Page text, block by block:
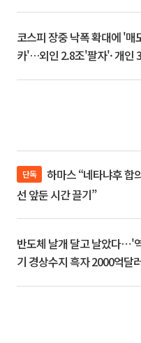
코스피 장중 낙폭 확대에 '매
카'…외인 2.8조'팔자'· 개인
단독
선 앞둔 시간 끌기”
반도체 날개 달고 날았다⋯'
기 경상수지 흑자 2000억달